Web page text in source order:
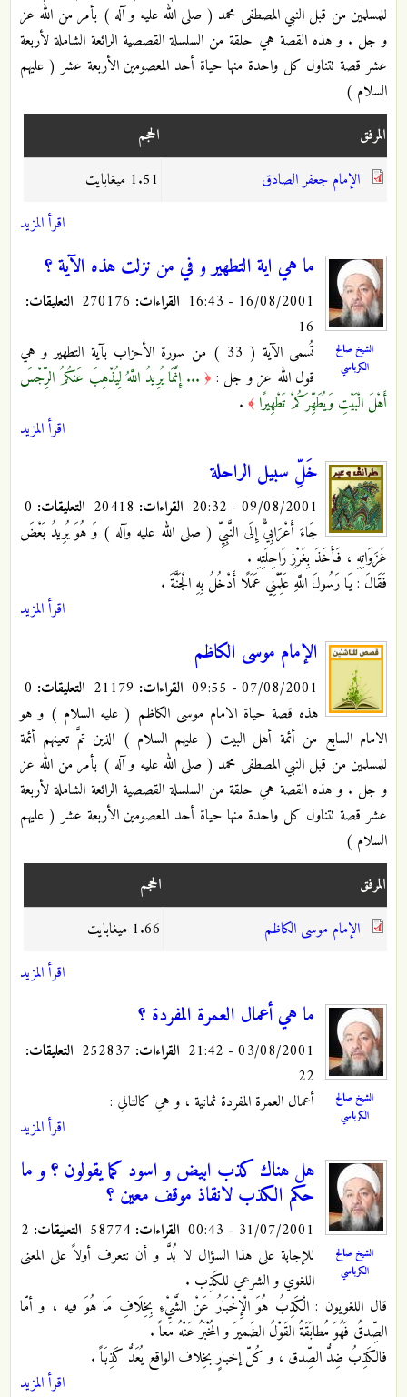
للمسلمين من قبل النبي المصطفى محمد ( صلى الله عليه و آله ) بأمر من الله عز
و جل . و هذه القصة هي حلقة من السلسلة القصصية الرائعة الشاملة لأربعة
عشر قصة تتناول كل واحدة منها حياة أحد المعصومين الأربعة عشر ( عليهم
السلام )
المرفق
الحجم
الإمام جعفر الصادق
1.51 ميغابايت
اقرأ المزيد
الشيخ صالح
الكرباسي
ما هي اية التطهير و في من نزلت هذه الآية ؟
16/08/2001 - 16:43 القراءات:
التعليقات:
16
تُسمى الآية ( 33 ) من سورة الأحزاب بآية التطهير و هي
قول الله عز و جل : ﴿ ... إِنَّمَا يُرِيدُ اللَّهُ لِيُذْهِبَ عَنكُمُ الرِّجْسَ
أَهْلَ الْبَيْتِ وَيُطَهِّرَكُمْ تَطْهِيرًا ﴾ .
اقرأ المزيد
خَلِّ سبيل الراحلة
09/08/2001 - 20:32 القراءات: التعليقات:
جَاءَ أَعْرَابِيٌّ إِلَى النَّبِيِّ ( صلى الله عليه وآله ) وَ هُوَ يُرِيدُ بَعْضَ
غَزَوَاتِهِ ، فَأَخَذَ بِغَرْزِ رَاحِلَتِهِ .
فَقَالَ : يَا رَسُولَ اللَّهِ عَلِّمْنِي عَمَلًا أَدْخُلُ بِهِ الْجَنَّةَ .
اقرأ المزيد
الإمام موسى الكاظم
07/08/2001 - 09:55 القراءات: التعليقات:
هذه قصة حياة الامام موسى الكاظم ( عليه السلام ) و هو
الامام السابع من أئمة أهل البيت ( عليهم السلام ) الذين تمَّ تعينهم أئمة
للمسلمين من قبل النبي المصطفى محمد ( صلى الله عليه و آله ) بأمر من الله عز
و جل . و هذه القصة هي حلقة من السلسلة القصصية الرائعة الشاملة لأربعة
عشر قصة تتناول كل واحدة منها حياة أحد المعصومين الأربعة عشر ( عليهم
السلام )
المرفق
الحجم
الإمام موسى الكاظم
1.66 ميغابايت
اقرأ المزيد
الشيخ صالح
الكرباسي
ما هي أعمال العمرة المفردة ؟
03/08/2001 - 21:42 القراءات:
التعليقات:
22
أعمال العمرة المفردة ثمانية ، و هي كالتالي :
اقرأ المزيد
الشيخ صالح
الكرباسي
هل هناك كذب ابيض و اسود كما يقولون ؟ و ما
حكم الكذب لانقاذ موقف معين ؟
31/07/2001 - 00:43 القراءات: التعليقات:
للإجابة على هذا السؤال لا بُدَّ و أن نتعرف أولاً على المعنى
اللغوي و الشرعي للكَذِب .
قال اللغويون : الْكَذِبُ هُوَ الْإِخْبَارُ عَنْ الشَّيْءِ بِخِلَافِ مَا هُوَ فيه ، و أمّا
الصِّدقُ فَهُوَ مُطابَقَةُ القَوْلُ الضَميرَ و المُخْبَرُ عَنْهُ مَعاً .
فالكَذِبُ ضِدُّ الصِّدق ، و كُلّ إخبارٍ بخِلاف الواقع يُعَدُّ كَذِبَاً.
اقرأ المزيد